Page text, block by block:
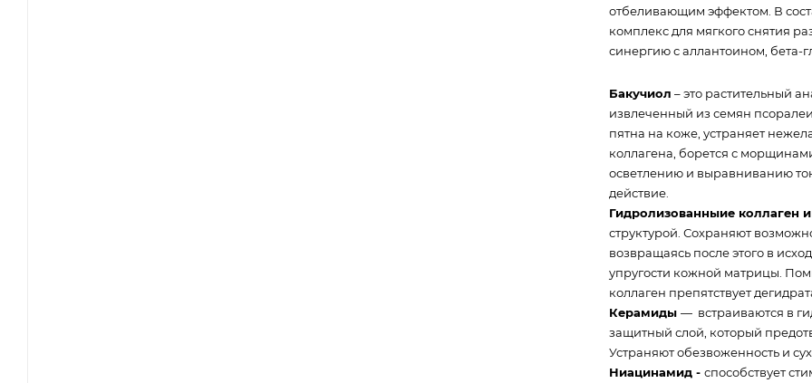
отбеливающим эффектом. В
комплекс для мягкого снятия
синергию с аллантоином, бета-
Бакучиол – это растительный
извлеченный из семян
пятна на коже, устраняет
коллагена, борется с
осветлению и выравниванию
действие.
Гидролизованныие коллаген
структурой. Сохраняют
возвращаясь после этого в
упругости кожной матрицы.
коллаген препятствует
Керамиды — встраиваются в
защитный слой, который
Устраняют обезвоженность и
Ниацинамид - способствует